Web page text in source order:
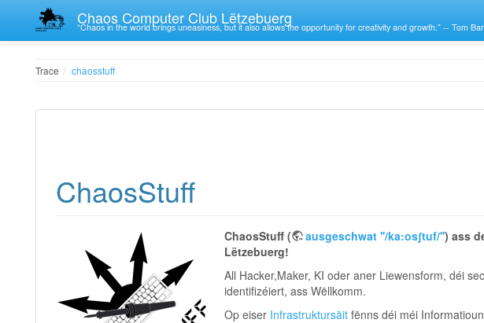
Chaos Computer Club Lëtzebuerg
“Chaos in the world brings uneasiness, but it also allows the opportunity for creativity and growth.” -- Tom
Trace chaosstuff
ChaosStuff
ChaosStuff ( ausgeschwat ''/ka:osʃtuf/'') ass
Lëtzebuerg!
All Hacker,Maker, KI oder aner Liewensform, déi
identifizéiert, ass Wëllkomm.
Op eiser Infrastruktursäit fënns déi méi